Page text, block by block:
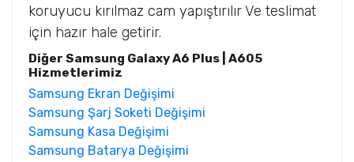
koruyucu kırılmaz cam yapıştırılır Ve teslimat
için hazır hale getirir.
Diğer Samsung Galaxy A6 Plus | A605
Hizmetlerimiz
Samsung Ekran Değişimi
Samsung Şarj Soketi Değişimi
Samsung Kasa Değişimi
Samsung Batarya Değişimi